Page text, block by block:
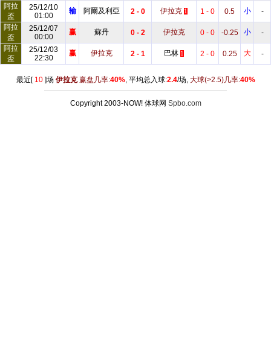
阿拉
盃
25/12/10
01:00
输 阿爾及利亞 2 - 0 伊拉克 1 1 - 0 0.5 小
-
阿拉
盃
25/12/07
00:00
赢 蘇丹 0 - 2 伊拉克 0 - 0 -0.25 小
-
阿拉
盃
25/12/03
22:30
赢 伊拉克 2 - 1 巴林 1 2 - 0 0.25 大 -
最近[ 10]场 伊拉克赢盘几率:40%, 平均总入球:2.4/场, 大球(>2.5)几率:40%
Copyright 2003-NOW! 体球网 Spbo.com